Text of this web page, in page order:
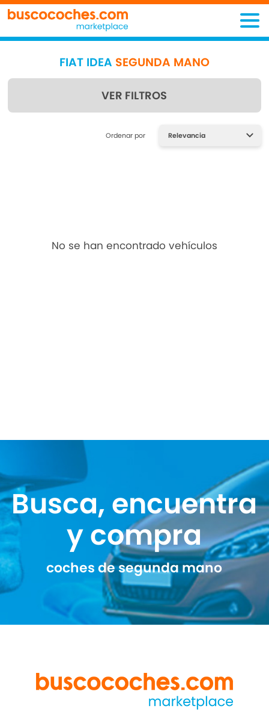
FIAT IDEA SEGUNDA MANO
VER FILTROS
Encuentra lo que estás
Ordenar por
No se han encontrado vehículos
Busca, encuentra
y compra
coches de segunda mano